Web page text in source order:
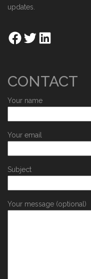
updates.
CONTACT
Your name
Your email
Subject
Your message (optional)